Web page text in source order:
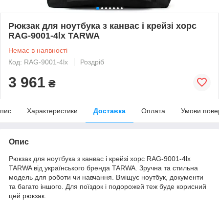
Рюкзак для ноутбука з канвас і крейзі хорс
RAG-9001-4lx TARWA
Немає в наявності
Код: RAG-9001-4lx
Роздріб
3 961 ₴
Характеристики Доставка Оплата Умови
Опис
Рюкзак для ноутбука з канвас і крейзі хорс RAG-9001-4lx
TARWA від українського бренда TARWA. Зручна та стильна
модель для роботи чи навчання. Вміщує ноутбук, документи
та багато іншого. Для поїздок і подорожей теж буде корисний
цей рюкзак.